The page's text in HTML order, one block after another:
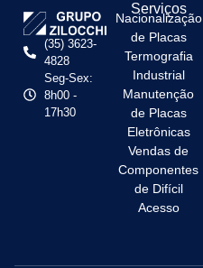
(35) 3623-
4828
Seg-Sex:
8h00 -
17h30
Serviços
Nacionalização
de Placas
Termografia
Industrial
Manutenção
de Placas
Eletrônicas
Vendas de
Componentes
de Difícil
Acesso